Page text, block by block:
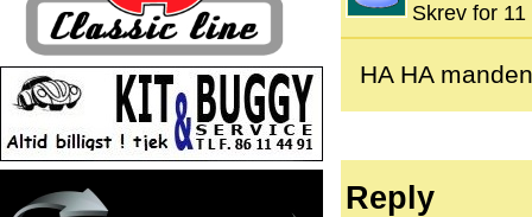
Skrev for
HA HA
Reply